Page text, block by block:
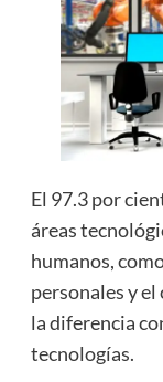
El 97.3 por
áreas
humanos,
personales y
la diferencia
tecnologías.